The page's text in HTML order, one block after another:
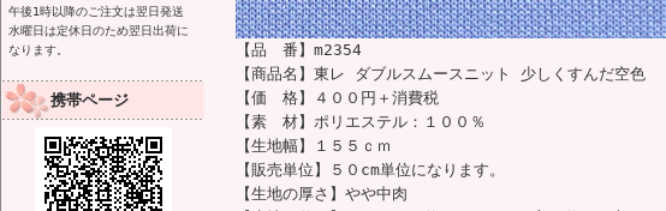
午後1時以降のご注文は翌日発送
水曜日は定休日のため翌日出荷に
なります。
携帯ページ
【品 番】m2354
【商品名】東レ ダブルスムースニット 少しくすんだ空色
【価 格】４００円＋消費税
【素 材】ポリエステル：１００％
【生地幅】１５５ｃｍ
【販売単位】５０cm単位になります。
【生地の厚さ】やや中肉